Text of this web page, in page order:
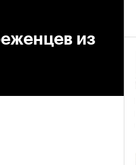
из